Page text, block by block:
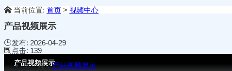
当前位置: 首页 > 视频中心
产品视频展示
发布: 2026-04-29
点击: 139
产品视频展示
上一篇：产品视频展示